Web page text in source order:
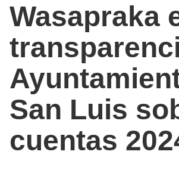
Wasapraka
San Luis
cuentas